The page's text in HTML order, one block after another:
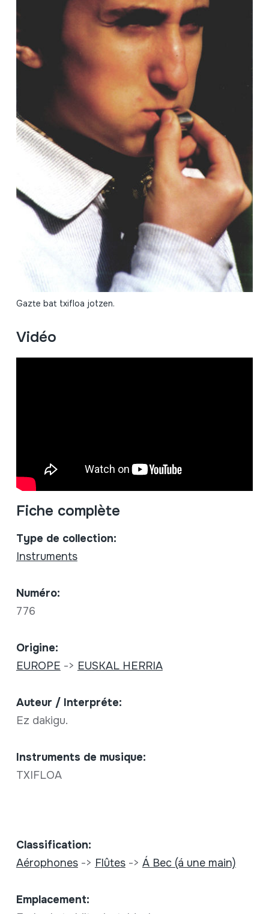
Gazte bat txifloa jotzen.
Vidéo
Fiche complète
Type de collection:
Instruments
Numéro:
776
Origine:
EUROPE -> EUSKAL HERRIA
Auteur / Interpréte:
Ez dakigu.
Instruments de musique:
TXIFLOA
Classification:
Aérophones-> Flûtes-> Á Bec (á une main)
Emplacement: